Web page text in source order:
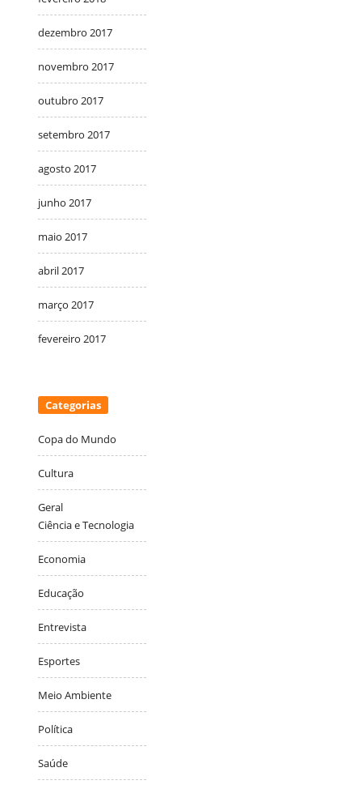
dezembro 2017
novembro 2017
outubro 2017
setembro 2017
agosto 2017
junho 2017
maio 2017
abril 2017
março 2017
fevereiro 2017
Categorias
Copa do Mundo
Cultura
Geral
Ciência e Tecnologia
Economia
Educação
Entrevista
Esportes
Meio Ambiente
Política
Saúde